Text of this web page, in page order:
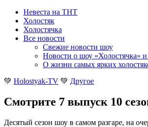
Невеста на ТНТ
Холостяк
Холостячка
Все новости
Свежие новости шоу
Новости о шоу «Холостячка»
О жизни самых ярких
💚 Holostyak-TV 💚 Другое
Смотрите 7 выпуск 10
Десятый сезон шоу в самом разгаре, на